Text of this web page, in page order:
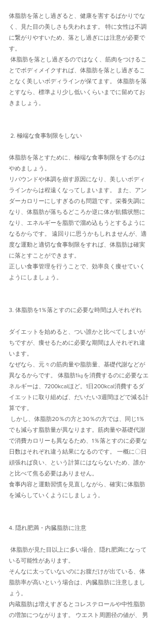
体脂肪を落とし過ぎると、健康を害するばかりでな
く、見た目の美しさも失われます。 特に女性は不調
に繋がりやすいため、落とし過ぎには注意が必要で
す。
とでボディメイクすれば、体脂肪を落とし過ぎるこ
となく美しいボディラインが保てます。 体脂肪を落
とすなら、標準より少し低いくらいまでに留めてお
きましょう。
2. 極端な食事制限をしない
体脂肪を落とすために、極端な食事制限をするのは
やめましょう。
リバウンドや体調を崩す原因になり、美しいボディ
ラインからは程遠くなってしまいます。 また、アン
ダーカロリーにしすぎるのも問題です。栄養失調に
なり、体脂肪が落ちるどころか逆に体が飢餓状態に
なり、エネルギーを脂肪で溜め込もうとするように
なるからです。 遠回りに思うかもしれませんが、適
度な運動と適切な食事制限をすれば、体脂肪は確実
に落とすことができます。
正しい食事管理を行うことで、効率良く痩せていく
ようにしましょう。
3. 体脂肪を1％落とすのに必要な時間は人それぞれ
ダイエットを始めると、つい誰かと比べてしまいが
ちですが、痩せるために必要な期間は人それぞれ違
います。
なぜなら、元々の筋肉量や脂肪量、基礎代謝などが
異なるからです。 体脂肪1㎏を消費するのに必要なエ
ネルギーは、7200kcalほど。1日200kcal消費するダ
イエットに取り組めば、だいたい3週間ほどで減る計
算です。
でも減らす脂肪量が異なります。筋肉量や基礎代謝
で消費カロリーも異なるため、1％落とすのに必要な
日数はそれぞれ違う結果になるのです。 一概に〇日
頑張れば良い、という計算にはならないため、誰か
と比べて焦る必要はありません。
食事内容と運動習慣を見直しながら、確実に体脂肪
を減らしていくようにしましょう。
4. 隠れ肥満・内臓脂肪に注意
いる可能性があります。
そんなに太っていないのにお腹だけが出ている、体
脂肪率が高いという場合は、内臓脂肪に注意しまし
ょう。
内蔵脂肪は増えすぎるとコレステロールや中性脂肪
の増加につながります。 ウエスト周囲径の値が、 男